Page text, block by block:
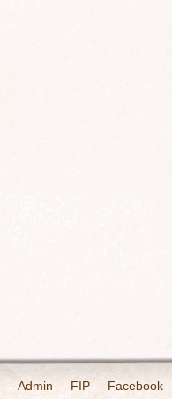
Admin FIP Facebook